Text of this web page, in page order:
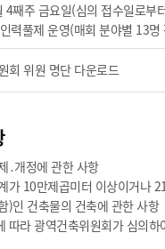
4째주 금요일(심의 접수일로부
력풀제 운영(매회 분야별 13명
회 위원 명단 다운로드
․개정에 관한 사항
가 10만제곱미터 이상이거나
)인 건축물의 건축에 관한 사항
따라 광역건축위원회가 심의하